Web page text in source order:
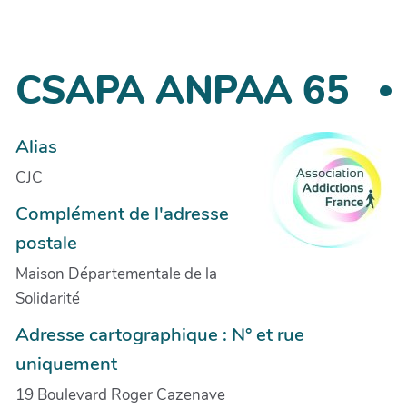
CSAPA ANPAA 65
Alias
CJC
Complément de l'adresse
postale
Maison Départementale de la
Solidarité
Adresse cartographique : N° et rue
uniquement
19 Boulevard Roger Cazenave